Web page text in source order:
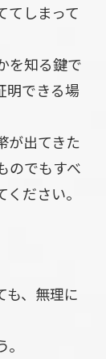
てしまって
を知る鍵で
明できる場
が出てきた
のでもすべ
ださい。
も、無理に